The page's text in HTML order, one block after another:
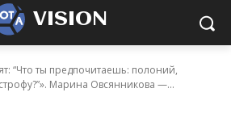
VISION
“Что ты предпочитаешь: полоний,
Марина Овсянникова —...